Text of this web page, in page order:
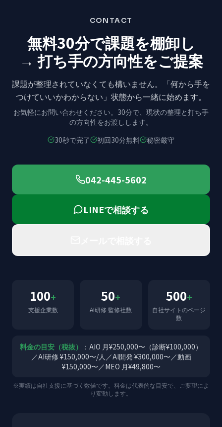
CONTACT
無料30分で課題を棚卸し
→ 打ち手の方向性をご提案
課題が整理されていなくても構いません。
「何から手を
つけていいかわからない」状態から一緒に始めます。
お気軽にお問い合わせください。 30分で、現状の整理と打ち手
の方向性をお渡しします。
30秒で完了
初回30分無料 秘密厳守
042-445-5602
LINEで相談する
100+
支援企業数
50+
AI研修 監修社数
500+
自社サイトのページ
数
料金の目安（税抜）
：AIO 月¥250,000〜（診断¥100,000）
／AI研修 ¥150,000〜/人／AI開発 ¥300,000〜／動画
¥150,000〜／MEO 月¥49,800〜
※実績は自社支援に基づく数値です。料金は代表的な目安で、ご要望によ
り変動します。